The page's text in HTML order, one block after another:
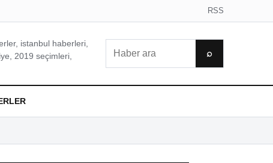
RSS
istanbul haberleri,
2019 seçimleri,
⌕